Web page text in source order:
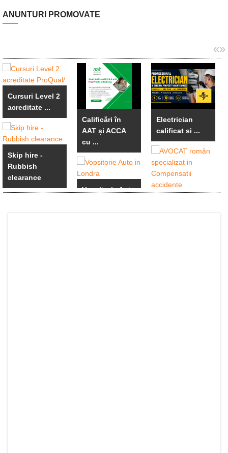
ANUNTURI PROMOVATE
«»
Cursuri Level 2
acreditate ...
Skip hire -
Rubbish
clearance
Calificări în
AAT și ACCA
cu ...
Vopsitorie Auto
Electrician
calificat si ...